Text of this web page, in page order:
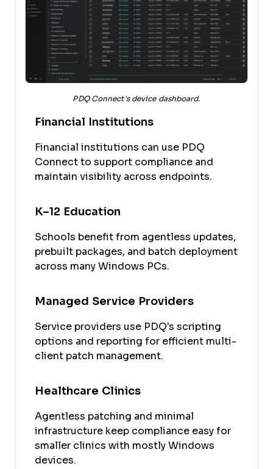
PDQ Connect's device dashboard.
Financial Institutions
Financial institutions can use PDQ
Connect to support compliance and
maintain visibility across endpoints.
K–12 Education
Schools benefit from agentless updates,
prebuilt packages, and batch deployment
across many Windows PCs.
Managed Service Providers
Service providers use PDQ's scripting
options and reporting for efficient multi-
client patch management.
Healthcare Clinics
Agentless patching and minimal
infrastructure keep compliance easy for
smaller clinics with mostly Windows
devices.